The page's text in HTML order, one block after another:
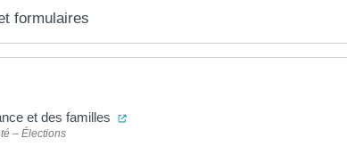
formulaires
et des familles (ouverture dans un nouvel onglet)
– Élections